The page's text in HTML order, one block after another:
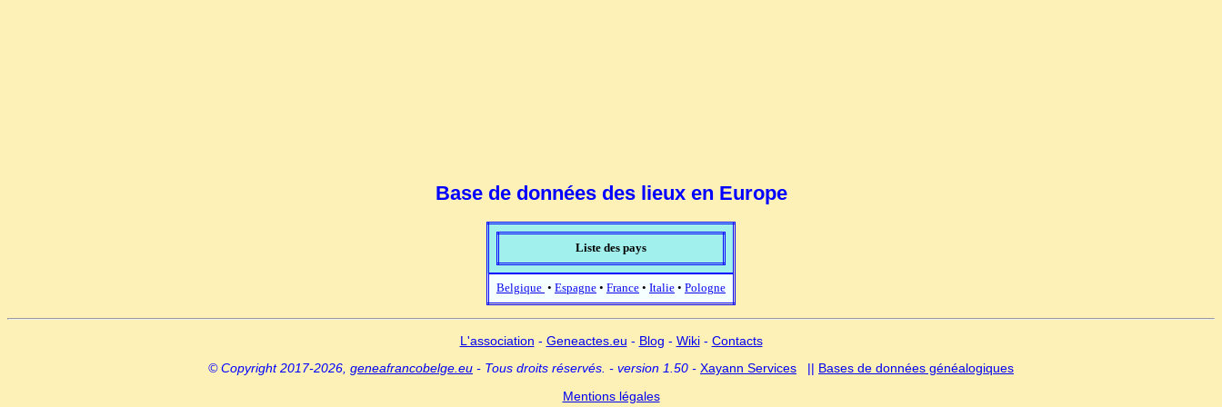
Base de données des lieux en Europe
Liste des pays
Belgique • Espagne • France • Italie • Pologne
L'association - Geneactes.eu - Blog - Wiki- Contacts
© Copyright 2017-2026, geneafrancobelge.eu - Tous droits réservés. - version 1.50 - Xayann Services || Bases de données généalogiques
Mentions légales